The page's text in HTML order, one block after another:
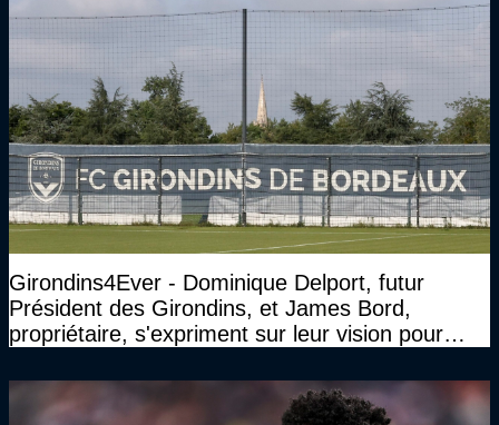
Girondins4Ever - Dominique Delport, futur
Président des Girondins, et James Bord,
propriétaire, s'expriment sur leur vision pour